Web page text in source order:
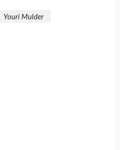
Youri Mulder